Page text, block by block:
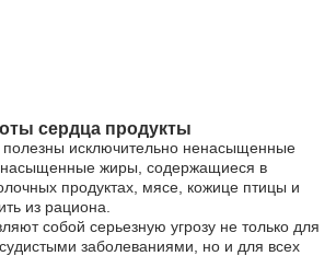
сердца продукты
полезны исключительно ненасыщенные
насыщенные жиры, содержащиеся в
продуктах, мясе, кожице птицы и
из рациона.
собой серьезную угрозу не только для
заболеваниями, но и для всех